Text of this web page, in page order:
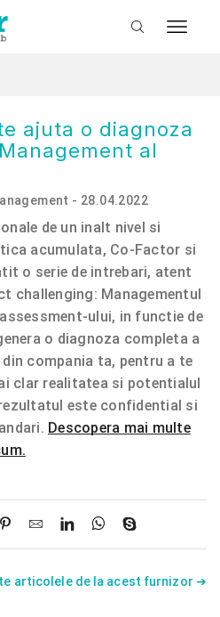
ajuta o diagnoza
al
- 28.04.2022
de un inalt nivel si
acumulata, Co-Factor si
o serie de intrebari, atent
challenging: Managementul
ului, in functie de
o diagnoza completa a
compania ta, pentru a te
clar realitatea si potentialul
este confidential si
Descopera mai multe
articolele de la acest furnizor ➔